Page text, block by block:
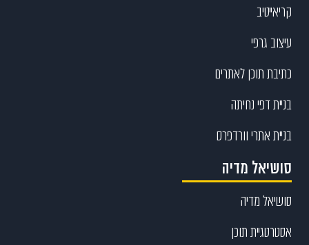
קריאייטיב
עיצוב גרפי
כתיבת תוכן לאתרים
בניית דפי נחיתה
בניית אתרי וורדפרס
סושיאל מדיה
סושיאל מדיה
אסטרטגיית תוכן